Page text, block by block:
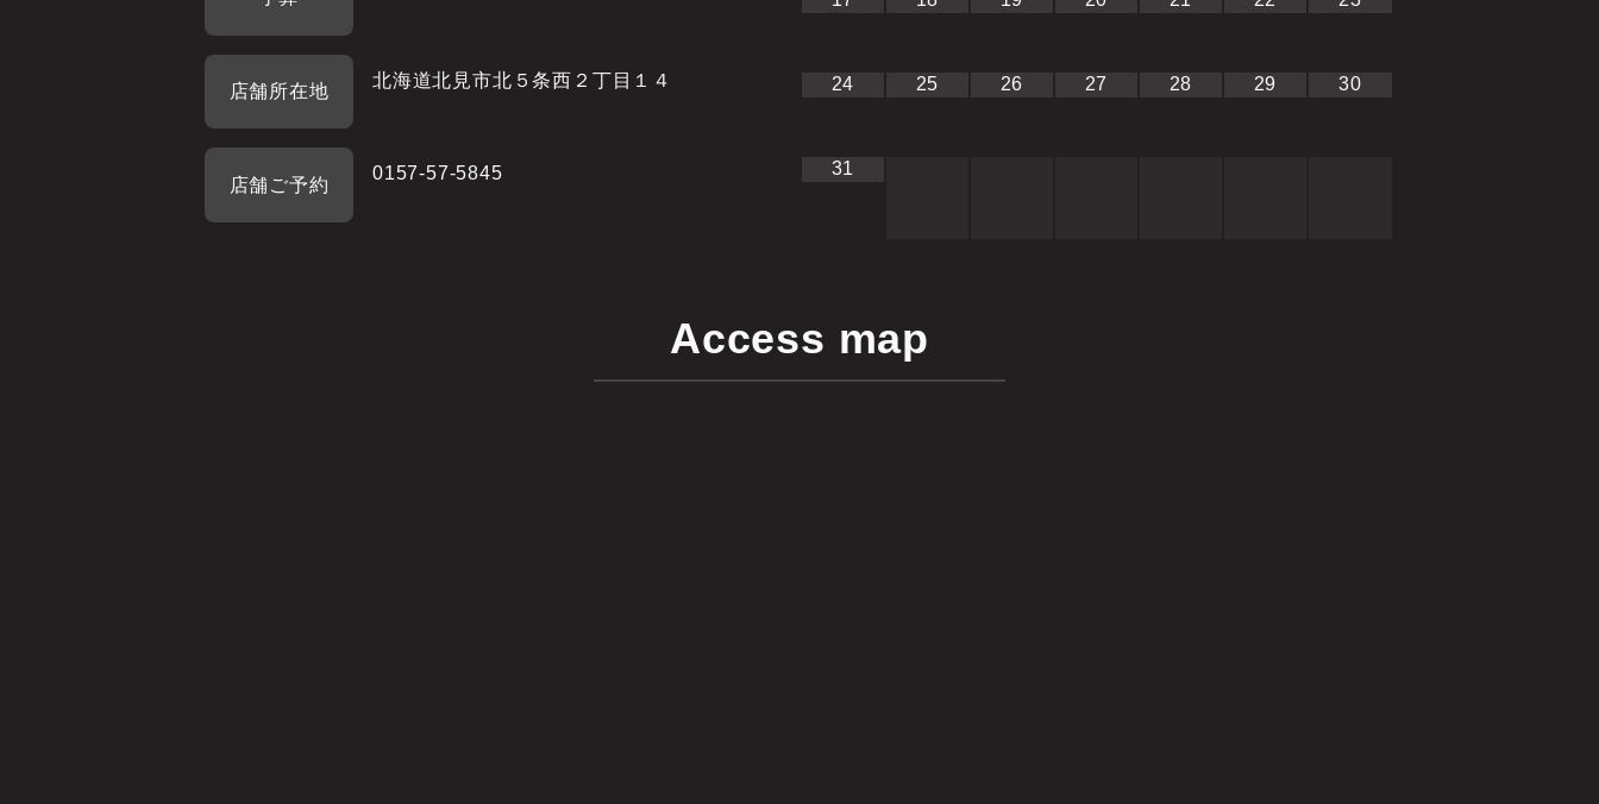
店舗所在地
北海道北見市北５条西２丁目１４
店舗ご予約
0157-57-5845
24 25 26 27 28 29 30
31
Access map